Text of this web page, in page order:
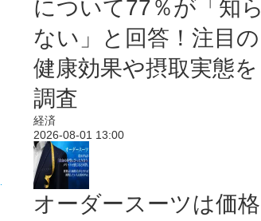
について77％が「知ら
ない」と回答！注目の
健康効果や摂取実態を
調査
経済
2026-08-01 13:00
オーダースーツは価格